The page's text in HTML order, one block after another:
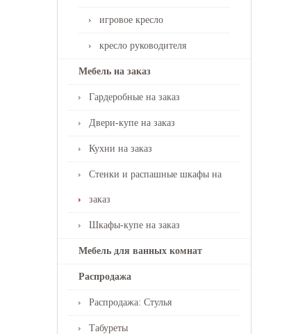
игровое кресло
кресло руководителя
Мебель на заказ
Гардеробные на заказ
Двери-купе на заказ
Кухни на заказ
Стенки и распашные шкафы на
заказ
Шкафы-купе на заказ
Мебель для ванных комнат
Распродажа
Распродажа: Стулья
Табуреты